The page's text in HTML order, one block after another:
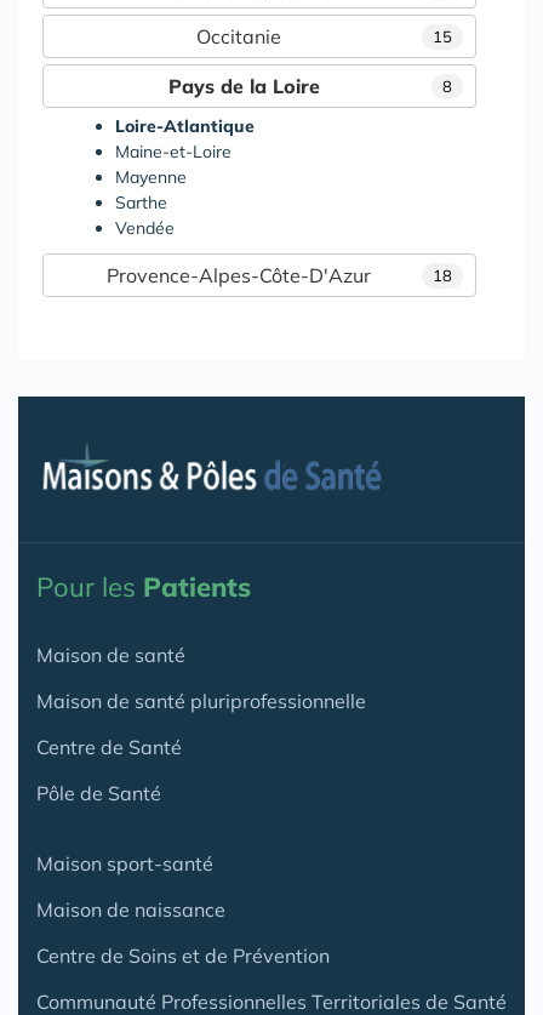
15
Occitanie
8
Pays de la Loire
Loire-Atlantique
Maine-et-Loire
Mayenne
Sarthe
Vendée
18
Provence-Alpes-Côte-D'Azur
Pour les Patients
Maison de santé
Maison de santé pluriprofessionnelle
Centre de Santé
Pôle de Santé
Maison sport-santé
Maison de naissance
Centre de Soins et de Prévention
Communauté Professionnelles Territoriales de Santé